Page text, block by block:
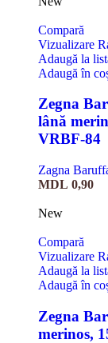
Compară
Vizualizare
Adaugă la
Adaugă în
Zegna
lână
VRBF-84
Zagna
MDL 0,90
New
Compară
Vizualizare
Adaugă la
Adaugă în
Zegna
merinos,